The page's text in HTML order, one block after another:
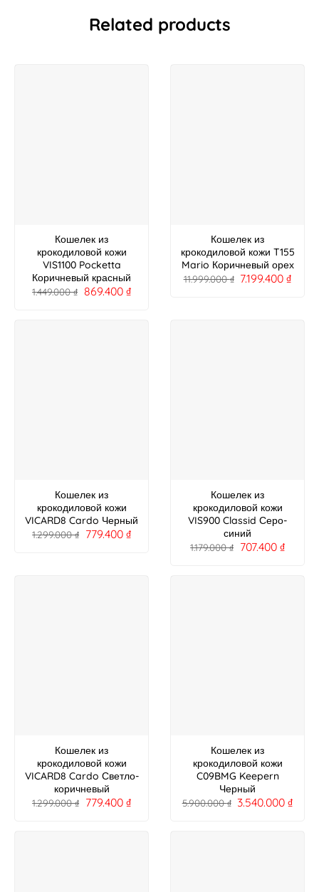
Related products
Кошелек из
крокодиловой кожи
VIS1100 Pocketta
Коричневый красный
1.449.000₫ 869.400 ₫
Кошелек из
крокодиловой кожи T155
Mario Коричневый орех
11.999.000₫ 7.199.400₫
Кошелек из
крокодиловой кожи
VICARD8 Cardo Черный
1.299.000₫ 779.400 ₫
Кошелек из
крокодиловой кожи
VIS900 Classid Серо-
синий
1.179.000₫ 707.400 ₫
Кошелек из
крокодиловой кожи
VICARD8 Cardo Светло-
коричневый
1.299.000₫ 779.400 ₫
Кошелек из
крокодиловой кожи
C09BMG Keepern
Черный
5.900.000₫ 3.540.000₫